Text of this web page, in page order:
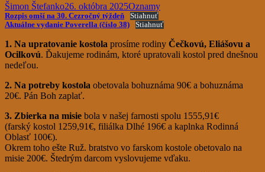
Šimon Štefanko26. októbra 2025Oznamy
Rozpis omší na 30. Cezročný týždeň
Stiahnuť
Aktuálne vydanie Poverella (číslo 38)
Stiahnuť
1. Na upratovanie kostola prosíme rodiny Čečkovú, Eliášovu a
Ocilkovú. Ďakujeme rodinám, ktoré upratovali kostol pred dnešnou
nedeľou.
2. Na potreby kostola obetovala bohuznáma 90€ a bohuznáma
20€. Pán Boh zaplať.
3. Zbierka na misie bola v našej farnosti spolu 1555,91€
(farský kostol 1259,91€, filiálka Dlhé 196€ a kaplnka Rodinná
Oblasť 100€).
Okrem toho ešte Ruž. bratstvo vo farskom kostole obetovalo na
misie 200€. Štedrým darcom vyslovujeme vďaku.